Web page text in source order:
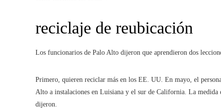
reciclaje de reubicación
Los funcionarios de Palo Alto dijeron que aprendieron dos
Primero, quieren reciclar más en los EE. UU. En mayo, el
Alto a instalaciones en Luisiana y el sur de California. La
dijeron.